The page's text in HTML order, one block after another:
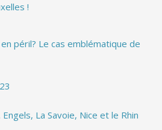
!
péril? Le cas emblématique de
La Savoie, Nice et le Rhin